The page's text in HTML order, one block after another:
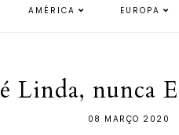
AMÉRICA EUROPA
Linda, nunca
08 MARÇO 2020